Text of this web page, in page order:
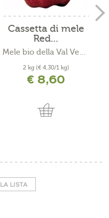
Cassetta di mele
Red...
Mele bio della Val Venosta...
2 kg (€ 4,30/1 kg)
incl. IVA più costi di spedizione
€ 8,60
LISTA